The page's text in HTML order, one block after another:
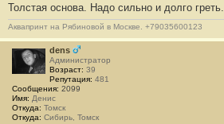
б
щ
е
н
и
Толстая основа. Надо сильно и долго греть.
Аквапринт на Рябиновой в Москве. +79035600123
dens
Администратор
Возраст: 39
Репутация: 481
Сообщения: 2099
Имя: Денис
Откуда: Томск
Откуда: Сибирь, Томск